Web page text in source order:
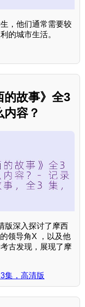
，他们通常需要较
的城市生活。
的故事》全3
容？
版深入探讨了摩西
领导角X ，以及他
古发现，展现了摩
集，高清版